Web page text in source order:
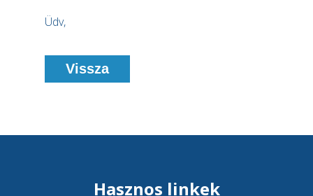
Üdv,
Vissza
Hasznos linkek